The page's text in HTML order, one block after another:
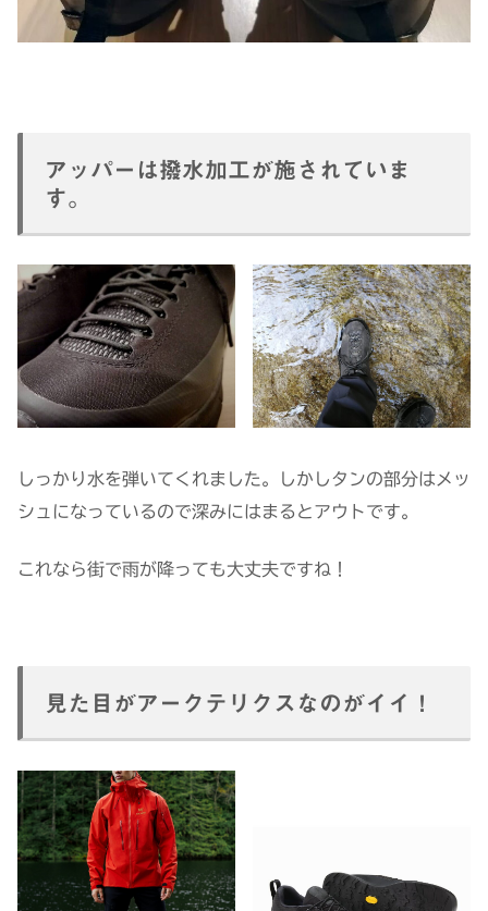
アッパーは撥水加工が施されていま
す。
しっかり水を弾いてくれました。しかしタンの部分はメッ
シュになっているので深みにはまるとアウトです。
これなら街で雨が降っても大丈夫ですね！
見た目がアークテリクスなのがイイ！